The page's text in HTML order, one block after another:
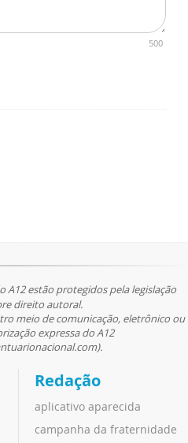
500
A12 estão protegidos pela legislação
direito autoral.
meio de comunicação, eletrônico ou
expressa do A12
Redação
aplicativo aparecida
campanha da fraternidade